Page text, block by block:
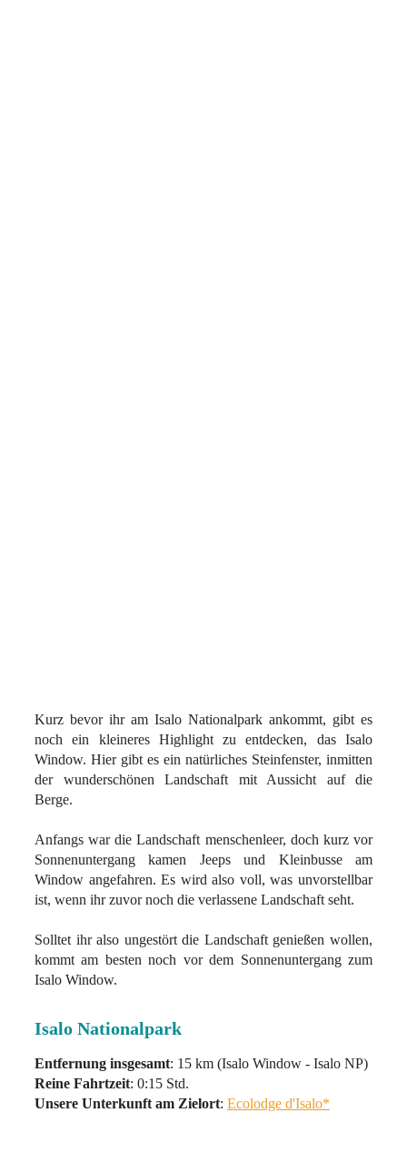
Kurz bevor ihr am Isalo Nationalpark ankommt, gibt es
noch ein kleineres Highlight zu entdecken, das Isalo
Window. Hier gibt es ein natürliches Steinfenster, inmitten
der wunderschönen Landschaft mit Aussicht auf die
Berge.
Anfangs war die Landschaft menschenleer, doch kurz vor
Sonnenuntergang kamen Jeeps und Kleinbusse am
Window angefahren. Es wird also voll, was unvorstellbar
ist, wenn ihr zuvor noch die verlassene Landschaft seht.
Solltet ihr also ungestört die Landschaft genießen wollen,
kommt am besten noch vor dem Sonnenuntergang zum
Isalo Window.
Isalo Nationalpark
Entfernung insgesamt: 15 km (Isalo Window - Isalo NP)
Reine Fahrtzeit: 0:15 Std.
Unsere Unterkunft am Zielort: Ecolodge d'Isalo*